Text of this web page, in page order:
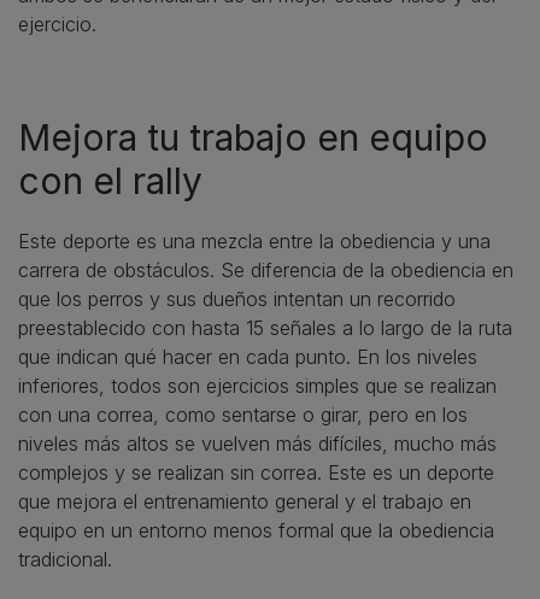
ejercicio.
Mejora tu trabajo en equipo
con el rally
Este deporte es una mezcla entre la obediencia y una
carrera de obstáculos. Se diferencia de la obediencia en
que los perros y sus dueños intentan un recorrido
preestablecido con hasta 15 señales a lo largo de la ruta
que indican qué hacer en cada punto. En los niveles
inferiores, todos son ejercicios simples que se realizan
con una correa, como sentarse o girar, pero en los
niveles más altos se vuelven más difíciles, mucho más
complejos y se realizan sin correa. Este es un deporte
que mejora el entrenamiento general y el trabajo en
equipo en un entorno menos formal que la obediencia
tradicional.